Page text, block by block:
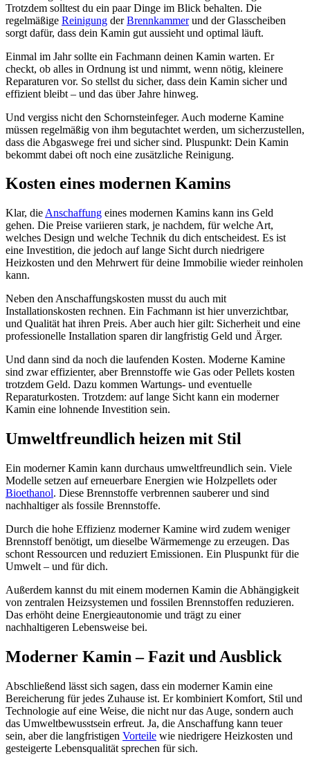
Trotzdem solltest du ein paar Dinge im Blick behalten. Die
regelmäßige Reinigung derBrennkammerund der Glasscheiben
sorgt dafür, dass dein Kamin gut aussieht und optimal läuft.
Einmal im Jahr sollte ein Fachmann deinen Kamin warten. Er
checkt, ob alles in Ordnung ist und nimmt, wenn nötig, kleinere
Reparaturen vor. So stellst du sicher, dass dein Kamin sicher und
effizient bleibt – und das über Jahre hinweg.
Und vergiss nicht den Schornsteinfeger. Auch moderne Kamine
müssen regelmäßig von ihm begutachtet werden, um sicherzustellen,
dass die Abgaswege frei und sicher sind. Pluspunkt: Dein Kamin
bekommt dabei oft noch eine zusätzliche Reinigung.
Kosten eines modernen Kamins
Klar, die Anschaffung eines modernen Kamins kann ins Geld
gehen. Die Preise variieren stark, je nachdem, für welche Art,
welches Design und welche Technik du dich entscheidest. Es ist
eine Investition, die jedoch auf lange Sicht durch niedrigere
Heizkosten und den Mehrwert für deine Immobilie wieder reinholen
kann.
Neben den Anschaffungskosten musst du auch mit
Installationskosten rechnen. Ein Fachmann ist hier unverzichtbar,
und Qualität hat ihren Preis. Aber auch hier gilt: Sicherheit und eine
professionelle Installation sparen dir langfristig Geld und Ärger.
Und dann sind da noch die laufenden Kosten. Moderne Kamine
sind zwar effizienter, aber Brennstoffe wie Gas oder Pellets kosten
trotzdem Geld. Dazu kommen Wartungs- und eventuelle
Reparaturkosten. Trotzdem: auf lange Sicht kann ein moderner
Kamin eine lohnende Investition sein.
Umweltfreundlich heizen mit Stil
Ein moderner Kamin kann durchaus umweltfreundlich sein. Viele
Modelle setzen auf erneuerbare Energien wie Holzpellets oder
Bioethanol. Diese Brennstoffe verbrennen sauberer und sind
nachhaltiger als fossile Brennstoffe.
Durch die hohe Effizienz moderner Kamine wird zudem weniger
Brennstoff benötigt, um dieselbe Wärmemenge zu erzeugen. Das
schont Ressourcen und reduziert Emissionen. Ein Pluspunkt für die
Umwelt – und für dich.
Außerdem kannst du mit einem modernen Kamin die Abhängigkeit
von zentralen Heizsystemen und fossilen Brennstoffen reduzieren.
Das erhöht deine Energieautonomie und trägt zu einer
nachhaltigeren Lebensweise bei.
Moderner Kamin – Fazit und Ausblick
Abschließend lässt sich sagen, dass ein moderner Kamin eine
Bereicherung für jedes Zuhause ist. Er kombiniert Komfort, Stil und
Technologie auf eine Weise, die nicht nur das Auge, sondern auch
das Umweltbewusstsein erfreut. Ja, die Anschaffung kann teuer
sein, aber die langfristigen Vorteile wie niedrigere Heizkosten und
gesteigerte Lebensqualität sprechen für sich.